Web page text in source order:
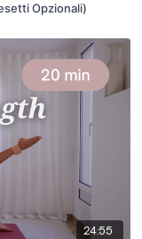
Opzionali)
24:55